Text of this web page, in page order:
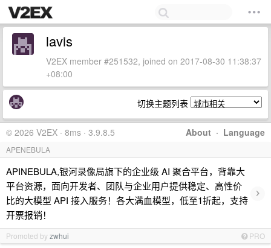
lavis
V2EX member #251532, joined on 2017-08-30 11:38:37
+08:00
切换主题列表
About · Language
© 2026 V2EX · 8ms · 3.9.8.5
APENEBULA
APINEBULA,银河录像局旗下的企业级 AI 聚合平台，背靠大
平台资源，面向开发者、团队与企业用户提供稳定、高性价
比的大模型 API 接入服务！各大满血模型，低至1折起，支持
开票报销！
›
Promoted byzwhui PRO